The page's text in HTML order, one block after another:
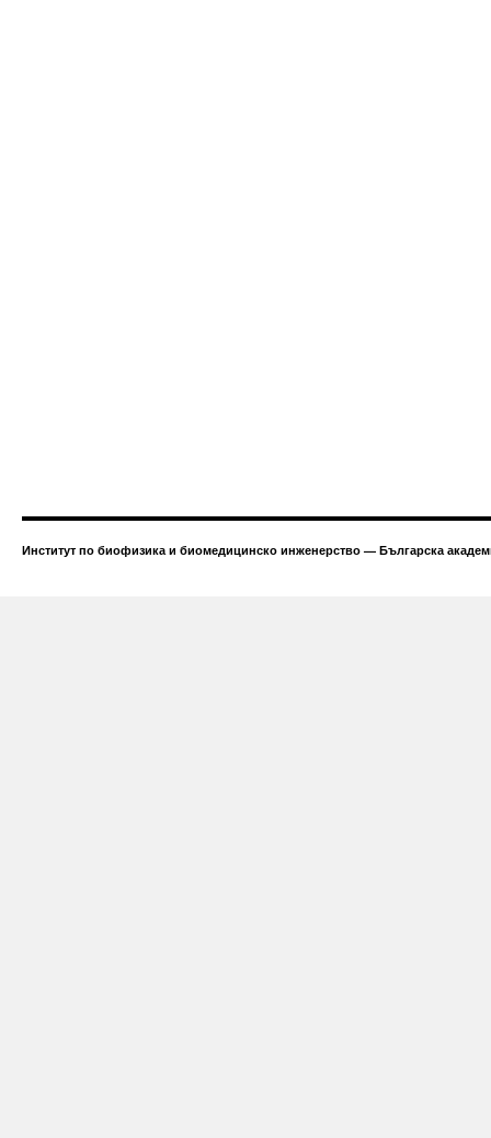
Институт по биофизика и биомедицинско инженерство — Българска